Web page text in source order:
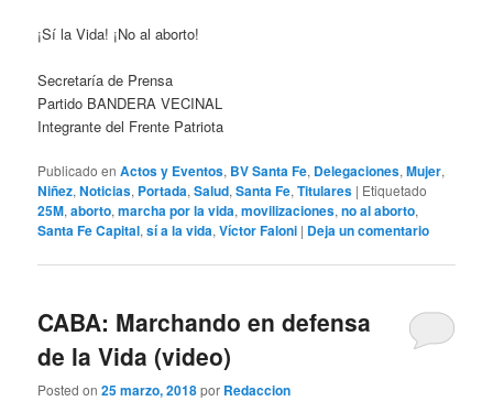
¡Sí la Vida! ¡No al aborto!
Secretaría de Prensa
Partido BANDERA VECINAL
Integrante del Frente Patriota
Publicado en Actos y Eventos, BV Santa Fe, Delegaciones,Mujer,
Niñez,Noticias, Portada,Salud,Santa Fe,Titulares | Etiquetado
25M,aborto,marcha por la vida,movilizaciones,no al aborto,
Santa Fe Capital,sí a la vida,Víctor Faloni | Deja un comentario
CABA: Marchando en defensa
de la Vida (video)
Posted on25 marzo, 2018por Redaccion